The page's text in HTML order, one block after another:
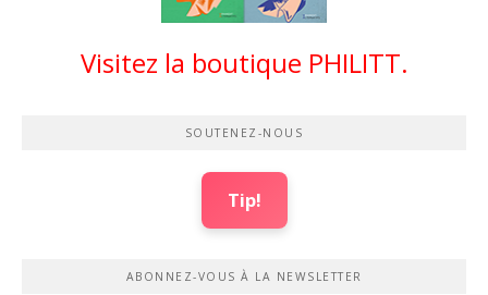
Visitez la boutique PHILITT.
SOUTENEZ-NOUS
Tip!
ABONNEZ-VOUS À LA NEWSLETTER